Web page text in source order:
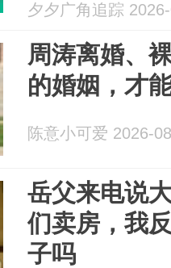
夕夕广角追踪
周涛离婚、
的婚姻，才
陈意小可爱 2026-
岳父来电说
们卖房，我
子吗